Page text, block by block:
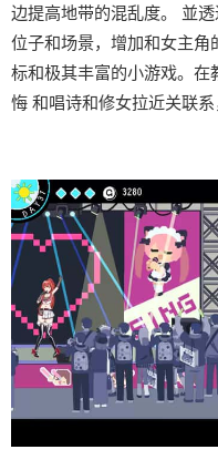
边提高地带的混乱度。 並
位子和场景，增加和女主角
标和极其丰富的小游戏。
悔 和唱诗和修女拉近关联系